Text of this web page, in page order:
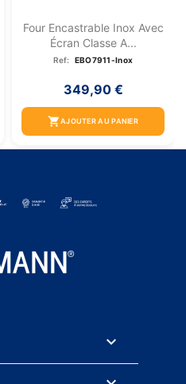
Four Encastrable Inox Avec
Écran Classe A...
Ref: EBO7911-Inox
349,90 €
shopping_cartAJOUTER AU PANIER
